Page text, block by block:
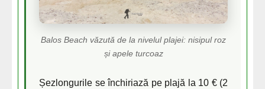
Balos Beach văzută de la nivelul plajei: nisipul roz
și apele turcoaz
Șezlongurile se închiriază pe plajă la 10 € (2